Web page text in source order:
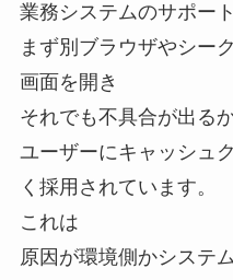
業務システムのサポー
まず別ブラウザやシー
画面を開き
それでも不具合が出る
ユーザーにキャッシュ
く採用されています。
これは
原因が環境側かシステ